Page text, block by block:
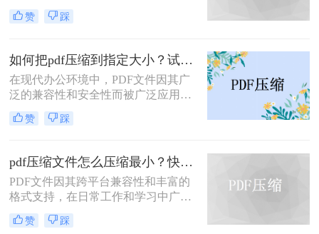
角色。然而，有时PDF文件过大，会
影响传输速度或占用过多存储空间。
压缩PDF的方法。
赞 踩
如何把pdf压缩到指定大小？试试这4种压缩方法！
在现代办公环境中，PDF文件因其广
泛的兼容性和安全性而被广泛应用。
然而，当这些文件过大时，会带来传
输不便、占用过多存储空间等问题。
变得尤为重要。本文将详细介绍四种
常用的方法，帮助您轻松应对这一挑
战。
赞 踩
pdf压缩文件怎么压缩最小？快来试着使用这三种压缩方法！
PDF文件因其跨平台兼容性和丰富的
格式支持，在日常工作和学习中广泛
应用。然而，有时我们需要将PDF文
件压缩到最小，以便更高效地存储和
赞 踩